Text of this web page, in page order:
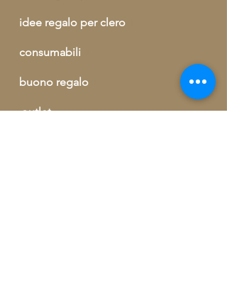
idee regalo per clero
consumabili
buono regalo
outlet